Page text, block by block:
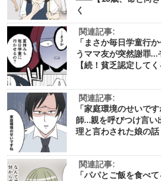
く
関連記事:
「まさか毎日学童行
うママ友が突然謝罪…
【続！貧乏認定して
関連記事:
「家庭環境のせいで
師…親を呼びつけ言い
理と言わされた娘の
関連記事:
「パパとご飯を食べ